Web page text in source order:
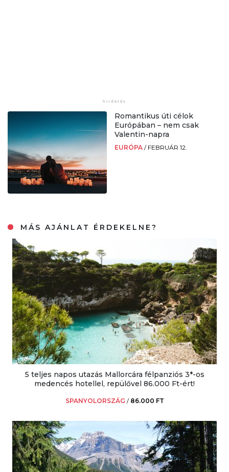
Romantikus úti célok
Európában – nem csak
Valentin-napra
EURÓPA / FEBRUÁR 12.
MÁS AJÁNLAT ÉRDEKELNE?
5 teljes napos utazás Mallorcára félpanziós 3*-os
medencés hotellel, repülővel 86.000 Ft-ért!
SPANYOLORSZÁG / 86.000 FT